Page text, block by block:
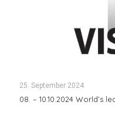
25. September 2024
08. – 10.10.2024